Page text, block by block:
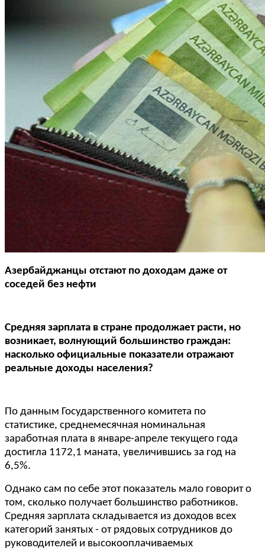
Азербайджанцы отстают по доходам даже от
соседей без нефти
Средняя зарплата в стране продолжает расти, но
возникает, волнующий большинство граждан:
насколько официальные показатели отражают
реальные доходы населения?
По данным Государственного комитета по
статистике, среднемесячная номинальная
заработная плата в январе-апреле текущего года
достигла 1172,1 маната, увеличившись за год на
6,5%.
Однако сам по себе этот показатель мало говорит о
том, сколько получает большинство работников.
Средняя зарплата складывается из доходов всех
категорий занятых - от рядовых сотрудников до
руководителей и высокооплачиваемых